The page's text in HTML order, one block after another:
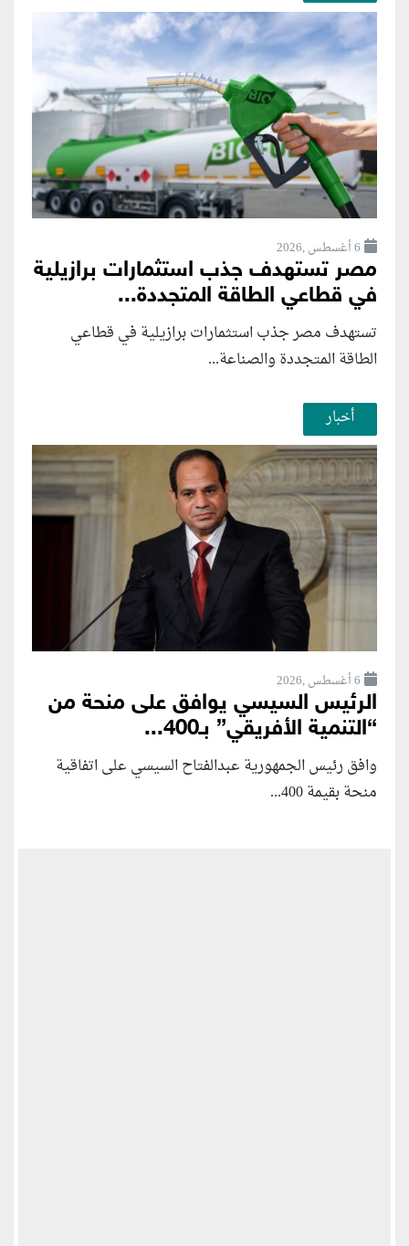
6 أغسطس ,2026
مصر تستهدف جذب استثمارات برازيلية
في قطاعي الطاقة المتجددة...
تستهدف مصر جذب استثمارات برازيلية في قطاعي
الطاقة المتجددة والصناعة...
أخبار
6 أغسطس ,2026
الرئيس السيسي يوافق على منحة من
“التنمية الأفريقي” بـ400...
وافق رئيس الجمهورية عبدالفتاح السيسي على اتفاقية
منحة بقيمة 400...